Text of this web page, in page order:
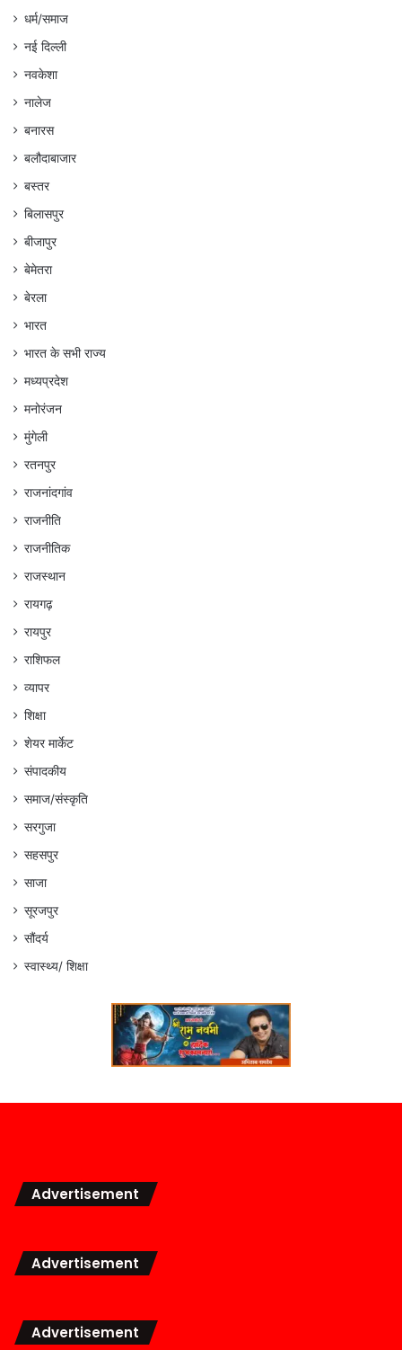
धर्म/समाज
नई दिल्ली
नवकेशा
नालेज
बनारस
बलौदाबाजार
बस्तर
बिलासपुर
बीजापुर
बेमेतरा
बेरला
भारत
भारत के सभी राज्य
मध्यप्रदेश
मनोरंजन
मुंगेली
रतनपुर
राजनांदगांव
राजनीति
राजनीतिक
राजस्थान
रायगढ़
रायपुर
राशिफल
व्यापर
शिक्षा
शेयर मार्केट
संपादकीय
समाज/संस्कृति
सरगुजा
सहसपुर
साजा
सूरजपुर
सौंदर्य
स्वास्थ्य/ शिक्षा
Advertisement
Advertisement
Advertisement